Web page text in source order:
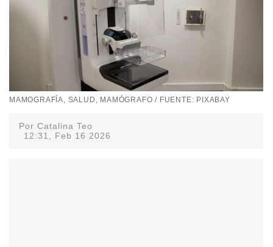
MAMOGRAFÍA, SALUD, MAMÓGRAFO / FUENTE: PIXABAY
Por Catalina Teo
12:31, Feb 16 2026